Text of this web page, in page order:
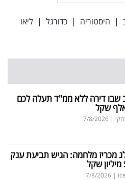
| היסטוריה | כדורגל | ליאו
שבו דירה ללא ממ"ד תעלה לכם
|
7/8/2026
מכריז מלחמה: הגיש תביעת ענק
|
7/8/2026